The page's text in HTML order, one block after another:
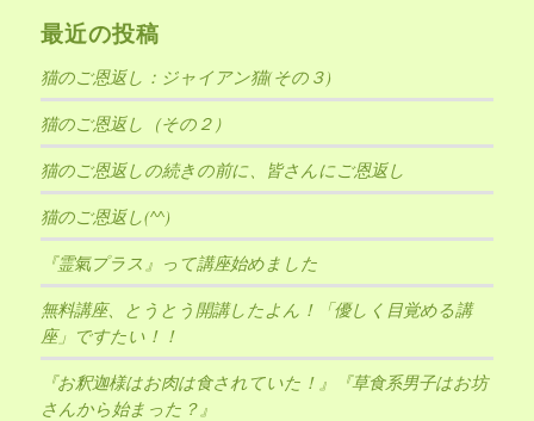
最近の投稿
猫のご恩返し：ジャイアン猫(その３)
猫のご恩返し（その２）
猫のご恩返しの続きの前に、皆さんにご恩返し
猫のご恩返し(^^)
『霊氣プラス』って講座始めました
無料講座、とうとう開講したよん！「優しく目覚める講
座」ですたい！！
『お釈迦様はお肉は食されていた！』『草食系男子はお坊
さんから始まった？』